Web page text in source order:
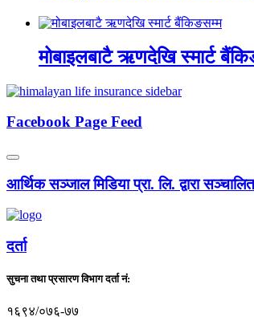
मोबाइलबाटै ऋणदेखि स्मार्ट
Facebook Page Feed
आर्थिक सञ्जाल मिडिया प्रा. लि. द्वारा सञ्चालित
दर्ता
सुचना तथा प्रसारण विभाग दर्ता नं:
१६९४/०७६-७७